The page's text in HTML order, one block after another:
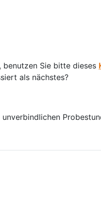
benutzen Sie bitte dieses
als nächstes?